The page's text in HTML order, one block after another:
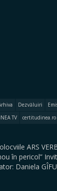
Dezvăluiri
TV certitudinea.ro
ARS
în pericol”
Daniela GÎFU